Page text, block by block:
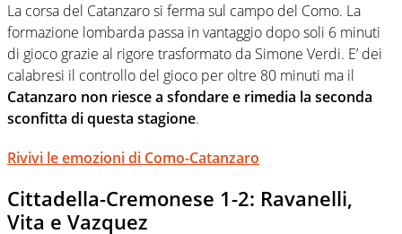
La corsa del Catanzaro si ferma sul campo del Como. La
formazione lombarda passa in vantaggio dopo soli 6 minuti
di gioco grazie al rigore trasformato da Simone Verdi. E’ dei
calabresi il controllo del gioco per oltre 80 minuti ma il
Catanzaro non riesce a sfondare e rimedia la seconda
sconfitta di questa stagione.
Rivivi le emozioni di Como-Catanzaro
Cittadella-Cremonese 1-2: Ravanelli,
Vita e Vazquez